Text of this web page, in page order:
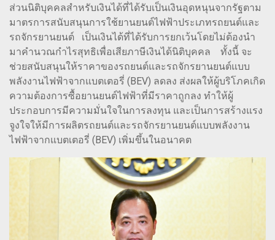
ส่วนนิติบุคคลสำหรับเงินได้ที่ได้รับเป็นเงินอุดหนุนจากรัฐตาม
มาตรการสนับสนุนการใช้ยานยนต์ไฟฟ้าประเภทรถยนต์และ
รถจักรยานยนต์ เป็นเงินได้ที่ได้รับการยกเว้นโดยไม่ต้องนำ
มาคำนวณกำไรสุทธิเพื่อเสียภาษีเงินได้นิติบุคคล ทั้งนี้ จะ
ช่วยสนับสนุนให้ราคาของรถยนต์และรถจักรยานยนต์แบบ
พลังงานไฟฟ้าจากแบตเตอรี่ (BEV) ลดลง ส่งผลให้ผู้บริโภคเกิด
ความต้องการซื้อยานยนต์ไฟฟ้าที่มีราคาถูกลง ทำให้ผู้
ประกอบการมีความมั่นใจในการลงทุน และเป็นการสร้างแรง
จูงใจให้มีการผลิตรถยนต์และรถจักรยานยนต์แบบพลังงาน
ไฟฟ้าจากแบตเตอรี่ (BEV) เพิ่มขึ้นในอนาคต